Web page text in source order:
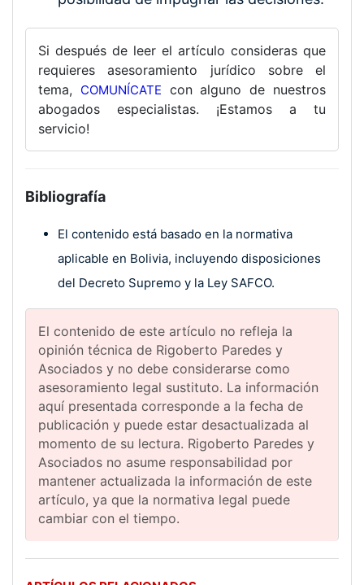
Si después de leer el artículo consideras que
requieres asesoramiento jurídico sobre el
tema, COMUNÍCATE con alguno de nuestros
abogados especialistas. ¡Estamos a tu
servicio!
Bibliografía
El contenido está basado en la normativa
aplicable en Bolivia, incluyendo disposiciones
del Decreto Supremo y la Ley SAFCO.
El contenido de este artículo no refleja la
opinión técnica de Rigoberto Paredes y
Asociados y no debe considerarse como
asesoramiento legal sustituto. La información
aquí presentada corresponde a la fecha de
publicación y puede estar desactualizada al
momento de su lectura. Rigoberto Paredes y
Asociados no asume responsabilidad por
mantener actualizada la información de este
artículo, ya que la normativa legal puede
cambiar con el tiempo.